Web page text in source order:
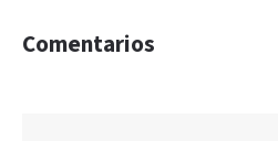
Comentarios